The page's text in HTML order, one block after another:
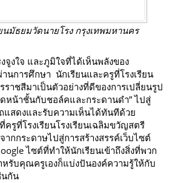
นมัธยมวัดนายโรง กรุงเทพมหานคร
จูงใจ และภูมิใจที่ได้เห็นพลังของ
นการศึกษา  นักเรียนและครูที่โรงเรียน
าชสีมาเป็นตัวอย่างที่ดีของการเปลี่ยนรูป
หน้าชั้นกับชอล์คและกระดานดำ” ไปสู่
แสดงและรับความเห็นได้ทันทีด้วย
ครูที่โรงเรียนโรงเรียนเฉลิมขวัญสตรี
กกระดาษไปสู่การสร้างสรรค์เว็บไซต์
ไซต์ที่ทำให้นักเรียนเข้าถึงสิ่งที่พวก
หรับคุณครูเองก็แบ่งปันองค์ความรู้ให้กับ
กัน